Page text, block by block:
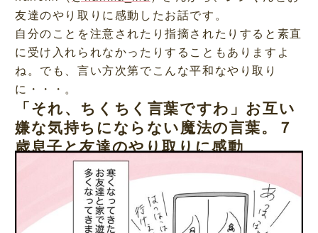
友達のやり取りに感動したお話です。
自分のことを注意されたり指摘されたりすると素直
に受け入れられなかったりすることもありますよ
ね。でも、言い方次第でこんな平和なやり取り
に・・・。
「それ、ちくちく言葉ですわ」お互い
嫌な気持ちにならない魔法の言葉。７
歳息子と友達のやり取りに感動